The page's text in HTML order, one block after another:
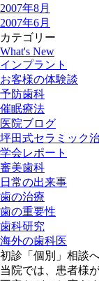
2007年8月
2007年6月
カテゴリー
What's New
インプラント
お客様の体験談
予防歯科
催眠療法
医院ブログ
坪田式セラミック
学会レポート
審美歯科
日常の出来事
歯の治療
歯の重要性
歯科研究
海外の歯科医
初診「個別」相談
当院では、患者様